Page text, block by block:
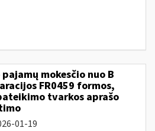
mokesčio nuo B
FR0459 formos,
tvarkos aprašo
01-19